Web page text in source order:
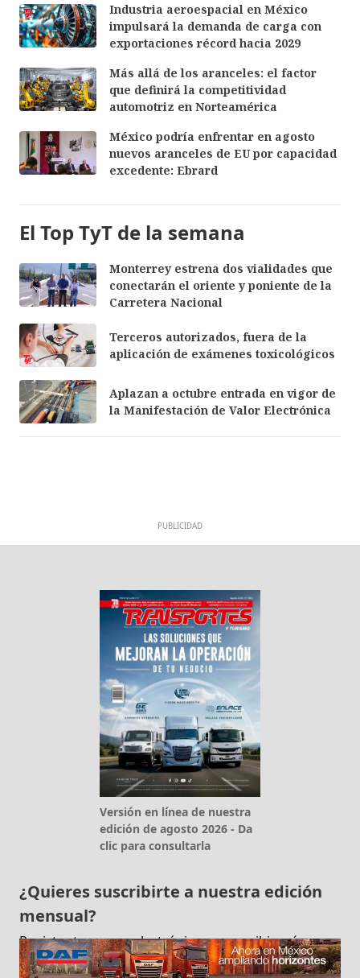
Industria aeroespacial en México
impulsará la demanda de carga con
exportaciones récord hacia 2029
Más allá de los aranceles: el factor
que definirá la competitividad
automotriz en Norteamérica
México podría enfrentar en agosto
nuevos aranceles de EU por capacidad
excedente: Ebrard
El Top TyT de la semana
Monterrey estrena dos vialidades que
conectarán el oriente y poniente de la
Carretera Nacional
Terceros autorizados, fuera de la
aplicación de exámenes toxicológicos
Aplazan a octubre entrada en vigor de
la Manifestación de Valor Electrónica
PUBLICIDAD
Versión en línea de nuestra
edición de agosto 2026 - Da
clic para consultarla
¿Quieres suscribirte a nuestra edición
mensual?
Registra tu correo electrónico para recibir más
información.